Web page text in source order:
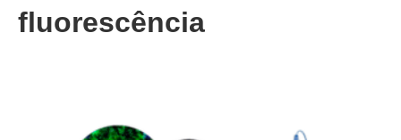
fluorescência